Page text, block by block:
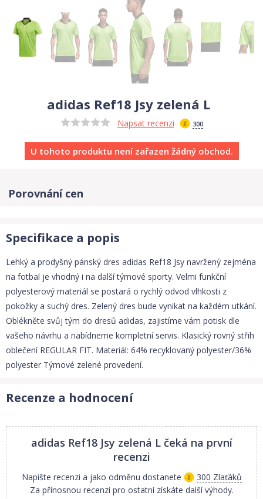
adidas Ref18 Jsy zelená L
Napsat recenzi 300
U tohoto produktu není zařazen žádný obchod.
Porovnání cen
Specifikace a popis
Lehký a prodyšný pánský dres adidas Ref18 Jsy navržený zejména
na fotbal je vhodný i na další týmové sporty. Velmi funkční
polyesterový materiál se postará o rychlý odvod vlhkosti z
pokožky a suchý dres. Zelený dres bude vynikat na každém utkání.
Oblékněte svůj tým do dresů adidas, zajistíme vám potisk dle
vašeho návrhu a nabídneme kompletní servis. Klasický rovný střih
oblečení REGULAR FIT. Materiál: 64% recyklovaný polyester/36%
polyester Týmové zelené provedení.
Recenze a hodnocení
adidas Ref18 Jsy zelená L čeká na první
recenzi
Napište recenzi a jako odměnu dostanete
300 Zlaťáků
Za přínosnou recenzi pro ostatní získáte další výhody.